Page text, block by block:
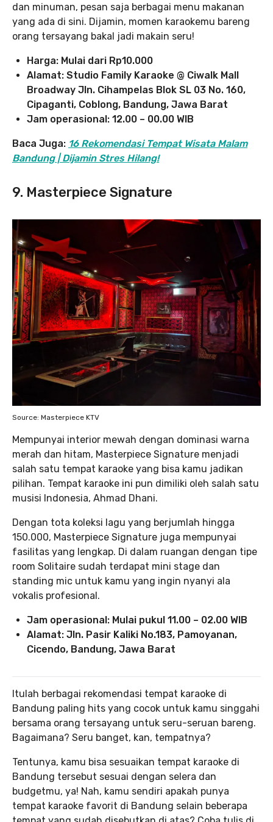
dan minuman, pesan saja berbagai menu makanan
yang ada di sini. Dijamin, momen karaokemu bareng
orang tersayang bakal jadi makain seru!
Harga: Mulai dari Rp10.000
Alamat: Studio Family Karaoke @ Ciwalk Mall
Broadway Jln. Cihampelas Blok SL 03 No. 160,
Cipaganti, Coblong, Bandung, Jawa Barat
Jam operasional: 12.00 – 00.00 WIB
Baca Juga: 16 Rekomendasi Tempat Wisata Malam
Bandung | Dijamin Stres Hilang!
9. Masterpiece Signature
Source: Masterpiece KTV
Mempunyai interior mewah dengan dominasi warna
merah dan hitam, Masterpiece Signature menjadi
salah satu tempat karaoke yang bisa kamu jadikan
pilihan. Tempat karaoke ini pun dimiliki oleh salah satu
musisi Indonesia, Ahmad Dhani.
Dengan tota koleksi lagu yang berjumlah hingga
150.000, Masterpiece Signature juga mempunyai
fasilitas yang lengkap. Di dalam ruangan dengan tipe
room Solitaire sudah terdapat mini stage dan
standing mic untuk kamu yang ingin nyanyi ala
vokalis profesional.
Jam operasional: Mulai pukul 11.00 – 02.00 WIB
Alamat: Jln. Pasir Kaliki No.183, Pamoyanan,
Cicendo, Bandung, Jawa Barat
Itulah berbagai rekomendasi tempat karaoke di
Bandung paling hits yang cocok untuk kamu singgahi
bersama orang tersayang untuk seru-seruan bareng.
Bagaimana? Seru banget, kan, tempatnya?
Tentunya, kamu bisa sesuaikan tempat karaoke di
Bandung tersebut sesuai dengan selera dan
budgetmu, ya! Nah, kamu sendiri apakah punya
tempat karaoke favorit di Bandung selain beberapa